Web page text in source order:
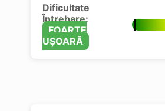
Dificultate
Întrebare:
FOARTE
UȘOARĂ